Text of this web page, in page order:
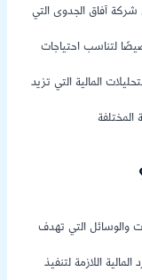
آفاق الجدوى التي
لتناسب احتياجات
المالية التي تزيد
والوسائل التي تهدف
اللازمة لتنفيذ